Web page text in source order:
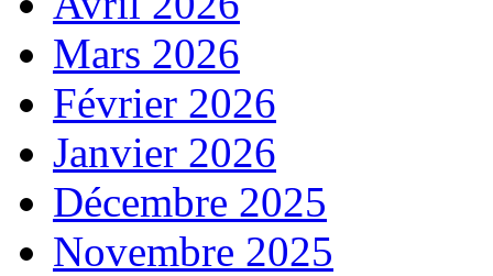
Mars 2026
Février 2026
Janvier 2026
Décembre 2025
Novembre 2025